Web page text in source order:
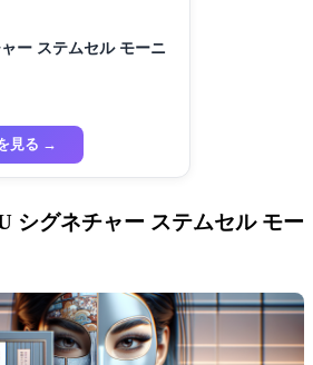
ー ステムセル モーニ
見る →
シグネチャー ステムセル モー